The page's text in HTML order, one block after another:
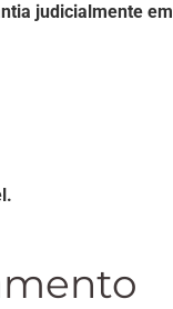
judicialmente em